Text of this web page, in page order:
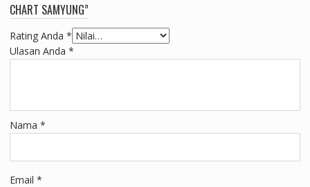
CHART SAMYUNG”
Rating Anda *
Ulasan Anda *
Nama *
Email *